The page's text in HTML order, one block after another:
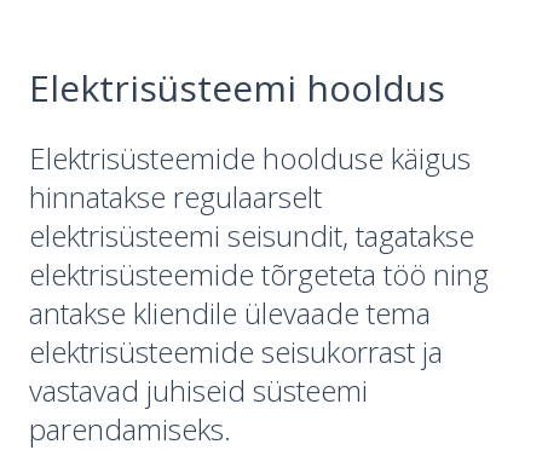
Elektrisüsteemi hooldus
Elektrisüsteemide hoolduse käigus
hinnatakse regulaarselt
elektrisüsteemi seisundit, tagatakse
elektrisüsteemide tõrgeteta töö ning
antakse kliendile ülevaade tema
elektrisüsteemide seisukorrast ja
vastavad juhiseid süsteemi
parendamiseks.